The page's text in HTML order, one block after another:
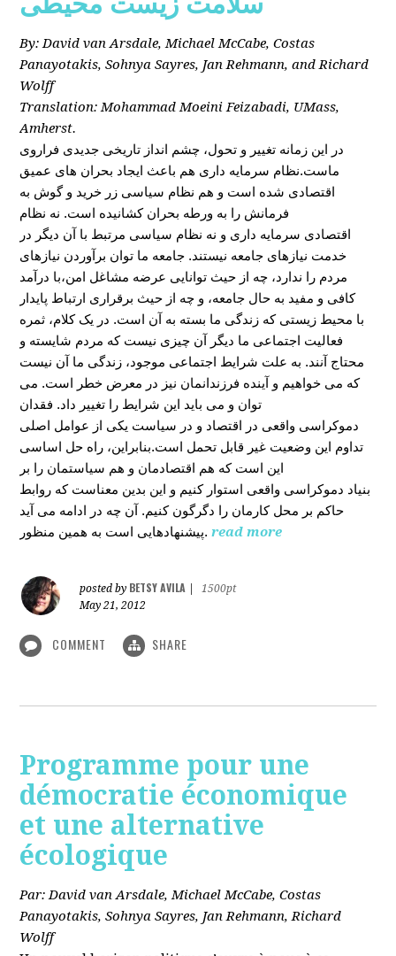
By: David van Arsdale, Michael McCabe, Costas
Panayotakis, Sohnya Sayres, Jan Rehmann, and Richard
Wolff
Translation: Mohammad Moeini Feizabadi, UMass,
Amherst.
در این زمانه تغییر و تحول، چشم انداز تاریخی جدیدی فراروی
ماست.نظام سرمایه داری هم باعث ایجاد بحران های عمیق
اقتصادی شده است و هم نظام سیاسی زر خرید و گوش به
فرمانش را به ورطه بحران کشانیده است. نه نظام
اقتصادی سرمایه داری و نه نظام سیاسی مرتبط با آن دیگر در
خدمت نیازهای جامعه نیستند. جامعه ما توان برآوردن نیازهای
مردم را ندارد، چه از حیث توانایی عرضه مشاغل امن،با درآمد
کافی و مفید به حال جامعه، و چه از حیث برقراری ارتباط پایدار
با محیط زیستی که زندگی ما بسته به آن است. در یک کلام، ثمره
فعالیت اجتماعی ما دیگر آن چیزی نیست که مردم شایسته و
محتاج آنند. به علت شرایط اجتماعی موجود، زندگی ما آن نیست
که می خواهیم و آینده فرزندانمان نیز در معرض خطر است. می
توان و می باید این شرایط را تغییر داد. فقدان
دموکراسی واقعی در اقتصاد و در سیاست یکی از عوامل اصلی
تداوم این وضعیت غیر قابل تحمل است.بنابراین، راه حل اساسی
این است که هم اقتصادمان و هم سیاستمان را بر
بنیاد دموکراسی واقعی استوار کنیم و این بدین معناست که روابط
حاکم بر محل کارمان را دگرگون کنیم. آن چه در ادامه می آید
پیشنهادهایی است به همین منظور. read more
posted by BETSY AVILA
1500pt
May 21, 2012
COMMENT SHARE
Programme pour une
démocratie économique
et une alternative
écologique
Par: David van Arsdale, Michael McCabe, Costas
Panayotakis, Sohnya Sayres, Jan Rehmann, Richard
Wolff